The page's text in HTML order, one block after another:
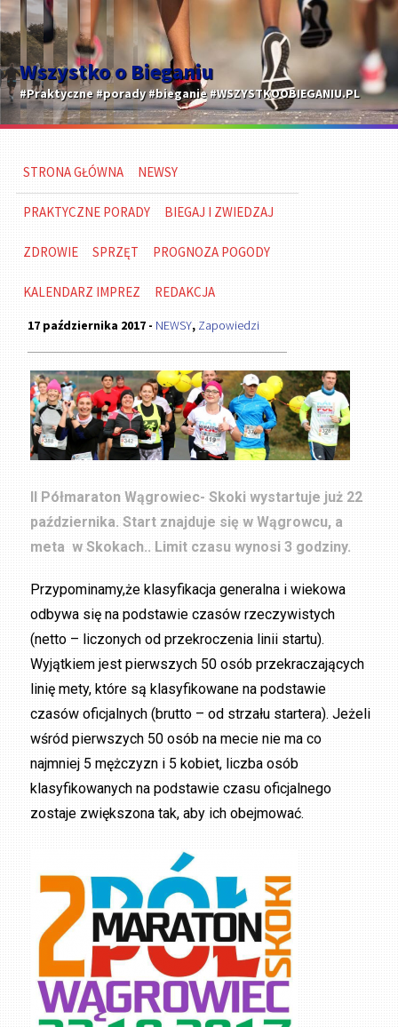
Wszystko o Bieganiu
#Praktyczne #porady #bieganie #WSZYSTKOOBIEGANIU.PL
STRONA GŁÓWNA NEWSY
PRAKTYCZNE PORADY BIEGAJ I ZWIEDZAJ
ZDROWIE SPRZĘT PROGNOZA POGODY
KALENDARZ IMPREZ REDAKCJA
17 października 2017 - NEWSY, Zapowiedzi
II Półmaraton Wągrowiec- Skoki wystartuje już 22
października. Start znajduje się w Wągrowcu, a
meta w Skokach.. Limit czasu wynosi 3 godziny.
Przypominamy,że klasyfikacja generalna i wiekowa
odbywa się na podstawie czasów rzeczywistych
(netto – liczonych od przekroczenia linii startu).
Wyjątkiem jest pierwszych 50 osób przekraczających
linię mety, które są klasyfikowane na podstawie
czasów oficjalnych (brutto – od strzału startera). Jeżeli
wśród pierwszych 50 osób na mecie nie ma co
najmniej 5 mężczyzn i 5 kobiet, liczba osób
klasyfikowanych na podstawie czasu oficjalnego
zostaje zwiększona tak, aby ich obejmować.